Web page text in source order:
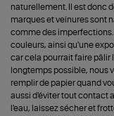
naturellement. Il est donc
marques et veinures sont
comme des
couleurs, ainsi qu'une
car cela pourrait faire pâlir
longtemps possible, nous
remplir de papier quand
aussi d'éviter tout contact
l'eau, laissez sécher et